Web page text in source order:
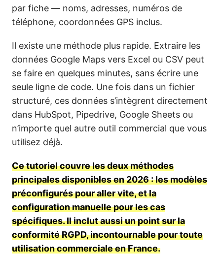
par fiche — noms, adresses, numéros de
téléphone, coordonnées GPS inclus.
Il existe une méthode plus rapide. Extraire les
données Google Maps vers Excel ou CSV peut
se faire en quelques minutes, sans écrire une
seule ligne de code. Une fois dans un fichier
structuré, ces données s’intègrent directement
dans HubSpot, Pipedrive, Google Sheets ou
n’importe quel autre outil commercial que vous
utilisez déjà.
Ce tutoriel couvre les deux méthodes
principales disponibles en 2026 : les modèles
préconfigurés pour aller vite, et la
configuration manuelle pour les cas
spécifiques. Il inclut aussi un point sur la
conformité RGPD, incontournable pour toute
utilisation commerciale en France.